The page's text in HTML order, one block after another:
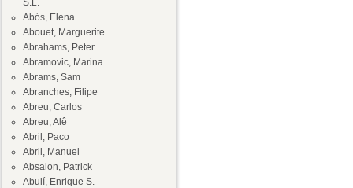
S.L.
Abós, Elena
Abouet, Marguerite
Abrahams, Peter
Abramovic, Marina
Abrams, Sam
Abranches, Filipe
Abreu, Carlos
Abreu, Alê
Abril, Paco
Abril, Manuel
Absalon, Patrick
Abulí, Enrique S.